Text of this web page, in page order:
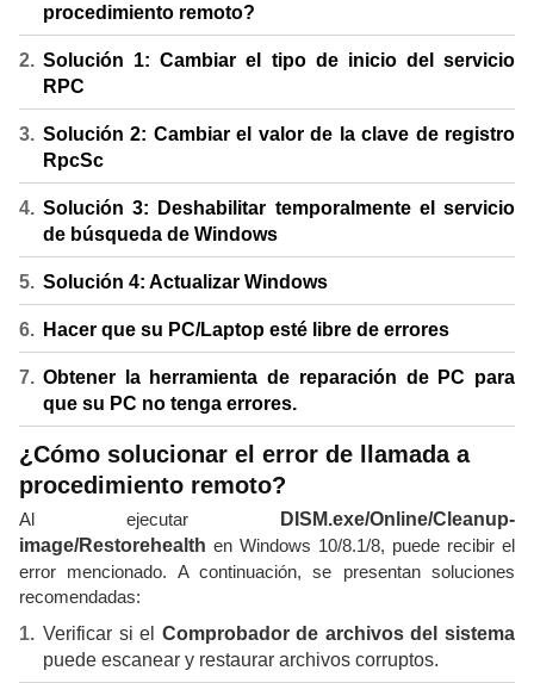
procedimiento remoto?
Solución 1: Cambiar el tipo de inicio del servicio
RPC
Solución 2: Cambiar el valor de la clave de registro
RpcSc
Solución 3: Deshabilitar temporalmente el servicio
de búsqueda de Windows
Solución 4: Actualizar Windows
Hacer que su PC/Laptop esté libre de errores
Obtener la herramienta de reparación de PC para
que su PC no tenga errores.
¿Cómo solucionar el error de llamada a
procedimiento remoto?
Al ejecutar
DISM.exe/Online/Cleanup-
image/Restorehealth en Windows 10/8.1/8, puede recibir el
error mencionado. A continuación, se presentan soluciones
recomendadas:
Verificar si el Comprobador de archivos del sistema
puede escanear y restaurar archivos corruptos.